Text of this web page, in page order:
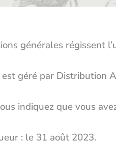
générales régissent
géré par Distribution
indiquez que vous
: le 31 août 2023.